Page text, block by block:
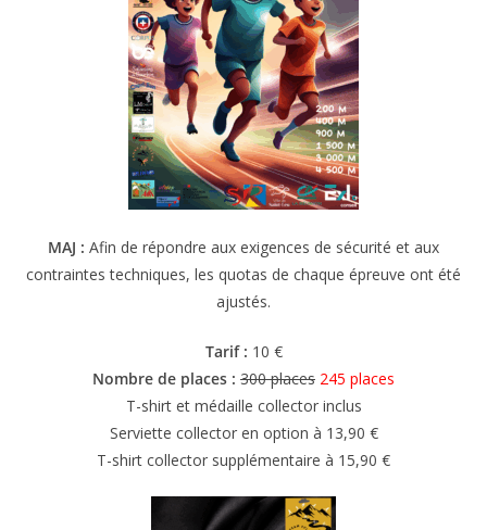
MAJ : Afin de répondre aux exigences de sécurité et aux
contraintes techniques, les quotas de chaque épreuve ont été
ajustés.
Tarif : 10 €
Nombre de places : 300 places 245 places
T-shirt et médaille collector inclus
Serviette collector en option à 13,90 €
T-shirt collector supplémentaire à 15,90 €